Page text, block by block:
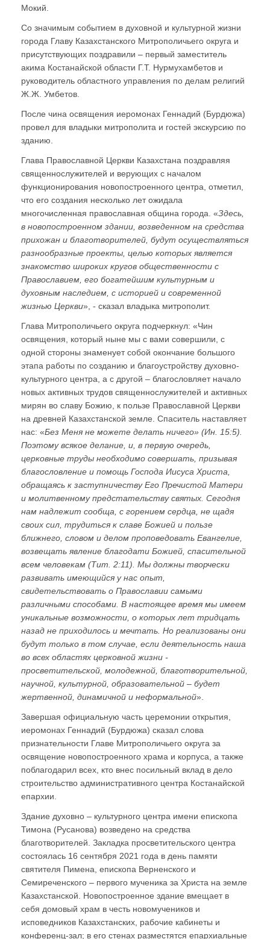
Мокий.
Со значимым событием в духовной и культурной жизни
города Главу Казахстанского Митрополичьего округа и
присутствующих поздравили – первый заместитель
акима Костанайской области Г.Т. Нурмухамбетов и
руководитель областного управления по делам религий
Ж.Ж. Умбетов.
После чина освящения иеромонах Геннадий (Бурдюжа)
провел для владыки митрополита и гостей экскурсию по
зданию.
Глава Православной Церкви Казахстана поздравляя
священнослужителей и верующих с началом
функционирования новопостроенного центра, отметил,
что его создания несколько лет ожидала
многочисленная православная община города. «Здесь,
в новопостроенном здании, возведенном на средства
прихожан и благотворителей, будут осуществляться
разнообразные проекты, целью которых является
знакомство широких кругов общественности с
Православием, его богатейшим культурным и
духовным наследием, с историей и современной
жизнью Церкви», - сказал владыка митрополит.
Глава Митрополичьего округа подчеркнул: «Чин
освящения, который ныне мы с вами совершили, с
одной стороны знаменует собой окончание большого
этапа работы по созданию и благоустройству духовно-
культурного центра, а с другой – благословляет начало
новых активных трудов священнослужителей и активных
мирян во славу Божию, к пользе Православной Церкви
на древней Казахстанской земле. Спаситель наставляет
нас: «Без Меня не можете делать ничего» (Ин. 15:5).
Поэтому всякое делание, и, в первую очередь,
церковные труды необходимо совершать, призывая
благословление и помощь Господа Иисуса Христа,
обращаясь к заступничеству Его Пречистой Матери
и молитвенному предстательству святых. Сегодня
нам надлежит сообща, с горением сердца, не щадя
своих сил, трудиться к славе Божией и пользе
ближнего, словом и делом проповедовать Евангелие,
возвещать явление благодати Божией, спасительной
всем человекам (Тит. 2:11). Мы должны творчески
развивать имеющийся у нас опыт,
свидетельствовать о Православии самыми
различными способами. В настоящее время мы имеем
уникальные возможности, о которых лет тридцать
назад не приходилось и мечтать. Но реализованы они
будут только в том случае, если деятельность наша
во всех областях церковной жизни -
просветительской, молодежной, благотворительной,
научной, культурной, образовательной – будет
жертвенной, динамичной и неформальной».
Завершая официальную часть церемонии открытия,
иеромонах Геннадий (Бурдюжа) сказал слова
признательности Главе Митрополичьего округа за
освящение новопостроенного храма и корпуса, а также
поблагодарил всех, кто внес посильный вклад в дело
строительство административного центра Костанайской
епархии.
Здание духовно – культурного центра имени епископа
Тимона (Русанова) возведено на средства
благотворителей. Закладка просветительского центра
состоялась 16 сентября 2021 года в день памяти
святителя Пимена, епископа Верненского и
Семиреченского – первого мученика за Христа на земле
Казахстанской. Новопостроенное здание вмещает в
себя домовый храм в честь новомучеников и
исповедников Казахстанских, рабочие кабинеты и
конференц-зал; в его стенах разместятся епархиальные